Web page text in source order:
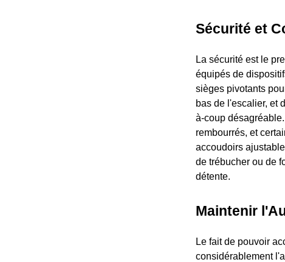
Sécurité et
La sécurité est le
équipés de
sièges pivotants
bas de l'escalier, et
à-coup
rembourrés, et
accoudoirs
de trébucher ou de
détente.
Maintenir
Le fait de pouvoir
considérablement